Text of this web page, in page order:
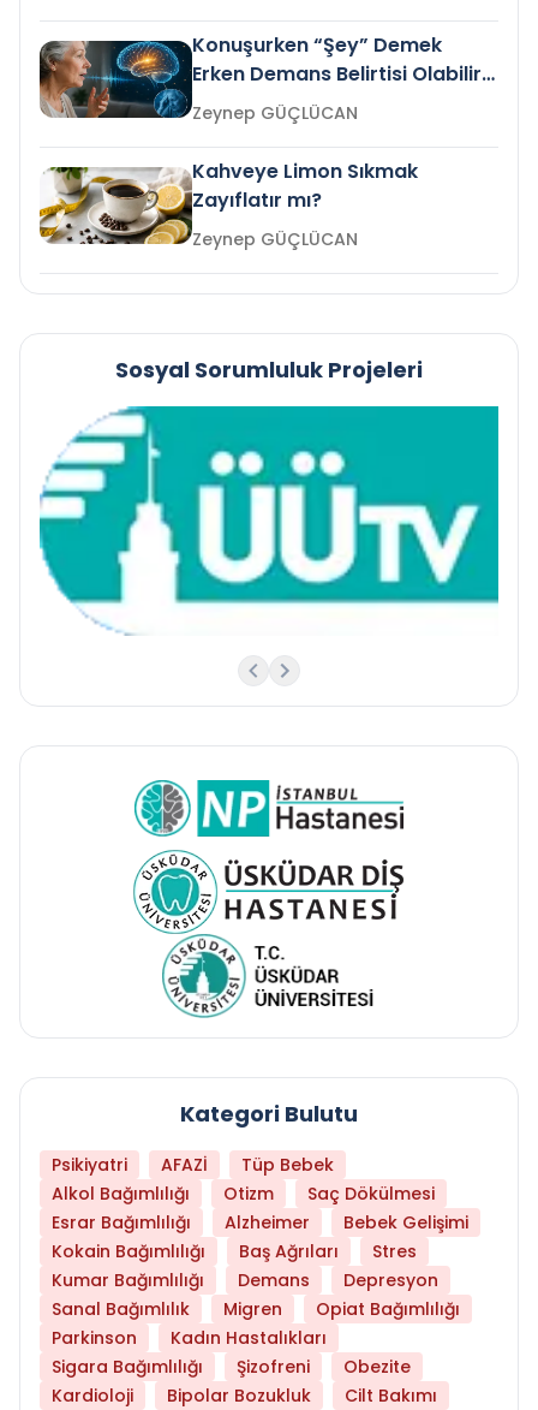
Konuşurken “Şey” Demek
Erken Demans Belirtisi Olabilir
mi?
Zeynep GÜÇLÜCAN
Kahveye Limon Sıkmak
Zayıflatır mı?
Zeynep GÜÇLÜCAN
Sosyal Sorumluluk Projeleri
Kategori Bulutu
Psikiyatri AFAZİ
Tüp Bebek
Alkol Bağımlılığı
Otizm
Saç Dökülmesi
Esrar Bağımlılığı
Alzheimer
Bebek Gelişimi
Kokain Bağımlılığı
Baş Ağrıları
Stres
Kumar Bağımlılığı
Demans
Depresyon
Sanal Bağımlılık
Migren
Opiat Bağımlılığı
Parkinson
Kadın Hastalıkları
Sigara Bağımlılığı
Şizofreni
Obezite
Kardioloji
Bipolar Bozukluk Cilt Bakımı